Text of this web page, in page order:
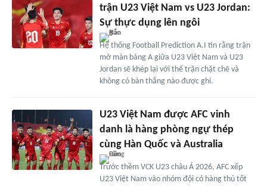
trận U23 Việt Nam vs U23 Jordan:
Sự thực dụng lên ngôi
Hệ thống Football Prediction A.I tin rằng trận
mở màn bảng A giữa U23 Việt Nam và U23
Jordan sẽ khép lại với thế trận chặt chẽ và
không có bàn thắng nào được ghi.
U23 Việt Nam được AFC vinh
danh là hàng phòng ngự thép
cùng Hàn Quốc và Australia
Trước thềm VCK U23 châu Á 2026, AFC xếp
U23 Việt Nam vào nhóm đội có hàng thủ tốt